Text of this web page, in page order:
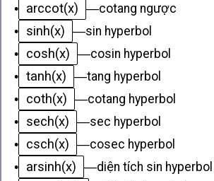
•
arccot(x) —cotang ngược
•
sinh(x) —sin hyperbol
•
cosh(x) —cosin hyperbol
• tanh(x) —tang hyperbol
•
coth(x) —cotang hyperbol
•
sech(x) —sec hyperbol
•
csch(x) —cosec hyperbol
•
arsinh(x) —diện tích sin hyperbol